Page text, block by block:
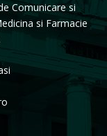
Comunicare si
si Farmacie